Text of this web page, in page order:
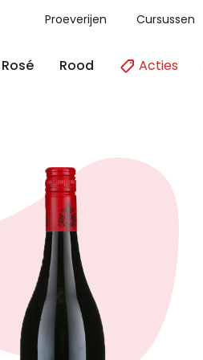
Proeverijen Cursussen
Rosé Rood Acties